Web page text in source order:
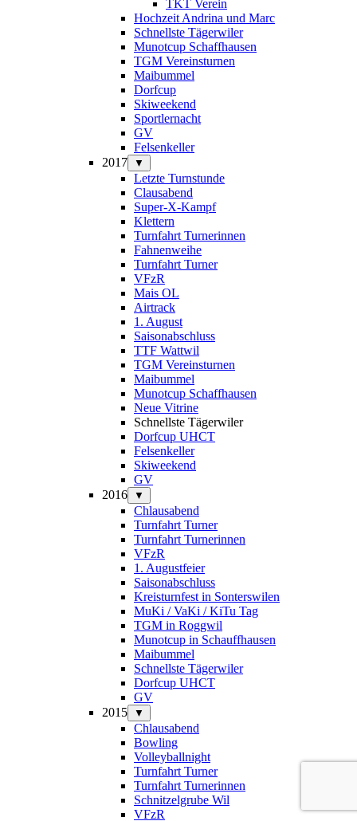
TKT Verein
Hochzeit Andrina und Marc
Schnellste Tägerwiler
Munotcup Schaffhausen
TGM Vereinsturnen
Maibummel
Dorfcup
Skiweekend
Sportlernacht
GV
Felsenkeller
2017
▼
Letzte Turnstunde
Clausabend
Super-X-Kampf
Klettern
Turnfahrt Turnerinnen
Fahnenweihe
Turnfahrt Turner
VFzR
Mais OL
Airtrack
1. August
Saisonabschluss
TTF Wattwil
TGM Vereinsturnen
Maibummel
Munotcup Schaffhausen
Neue Vitrine
Schnellste Tägerwiler
Dorfcup UHCT
Felsenkeller
Skiweekend
GV
2016
▼
Chlausabend
Turnfahrt Turner
Turnfahrt Turnerinnen
VFzR
1. Augustfeier
Saisonabschluss
Kreisturnfest in Sonterswilen
MuKi / VaKi / KiTu Tag
TGM in Roggwil
Munotcup in Schauffhausen
Maibummel
Schnellste Tägerwiler
Dorfcup UHCT
GV
2015
▼
Chlausabend
Bowling
Volleyballnight
Turnfahrt Turner
Turnfahrt Turnerinnen
Schnitzelgrube Wil
VFzR